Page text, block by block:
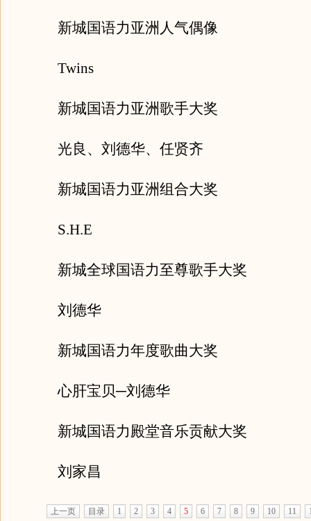
新城国语力亚洲人气偶像
Twins
新城国语力亚洲歌手大奖
光良、刘德华、任贤齐
新城国语力亚洲组合大奖
S.H.E
新城全球国语力至尊歌手大奖
刘德华
新城国语力年度歌曲大奖
心肝宝贝─刘德华
新城国语力殿堂音乐贡献大奖
刘家昌
上一页 目录 1 2 3 4 5 6 7 8 9 10 11